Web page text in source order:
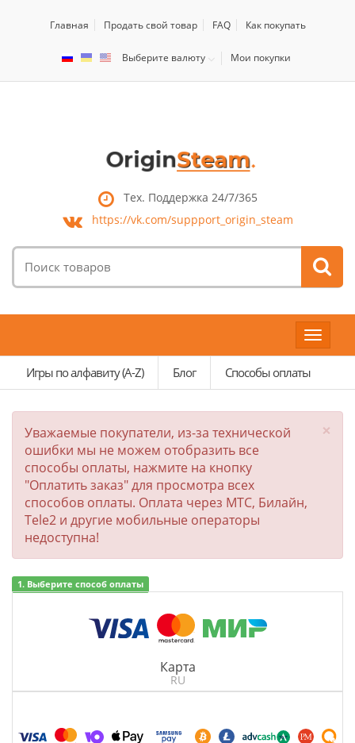
Главная Продать свой товар FAQ Как покупать
Выберите валюту Мои покупки
Тех. Поддержка 24/7/365
https://vk.com/suppport_origin_steam
товаров:
Toggle
Игры по алфавиту (A-Z)
Блог Способы оплаты
×
Уважаемые покупатели, из-за технической
ошибки мы не можем отобразить все
способы оплаты, нажмите на кнопку
"Оплатить заказ" для просмотра всех
способов оплаты. Оплата через МТС, Билайн,
Tele2 и другие мобильные операторы
недоступна!
1. Выберите способ оплаты
Карта
RU